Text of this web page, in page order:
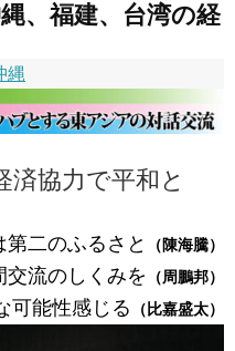
、福建、台湾の経
縄
済協力で平和と
第二のふるさと （陳海騰）
交流のしくみを （周鵬邦）
可能性感じる （比嘉盛太）